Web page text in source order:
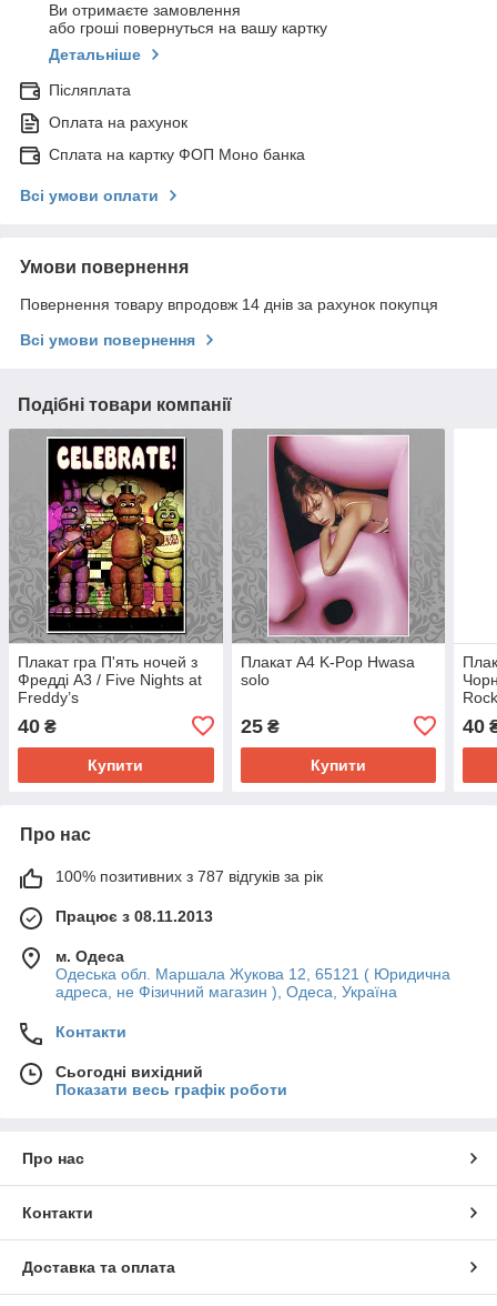
Ви отримаєте замовлення
або гроші повернуться на вашу картку
Детальніше
Післяплата
Оплата на рахунок
Сплата на картку ФОП Моно банка
Всі умови оплати
Умови повернення
Повернення товару впродовж 14 днів за рахунок покупця
Всі умови повернення
Подібні товари компанії
Плакат гра П'ять ночей з
Фредді А3 / Five Nights at
Freddy’s
40 ₴
Купити
Плакат А4 K-Pop Hwasa
solo
25₴
Купити
40
Про нас
100% позитивних з 787 відгуків за рік
Працює з 08.11.2013
м. Одеса
Одеська обл. Маршала Жукова 12, 65121 ( Юридична
адреса, не Фізичний магазин ), Одеса, Україна
Контакти
Сьогодні вихідний
Показати весь графік роботи
Про нас
Контакти
Доставка та оплата